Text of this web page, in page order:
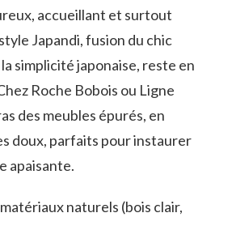
accueillant et surtout
Japandi, fusion du chic
simplicité japonaise, reste en
Roche Bobois ou Ligne
des meubles épurés, en
doux, parfaits pour instaurer
apaisante.
naturels (bois clair,